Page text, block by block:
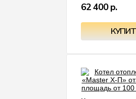
62 400 р.